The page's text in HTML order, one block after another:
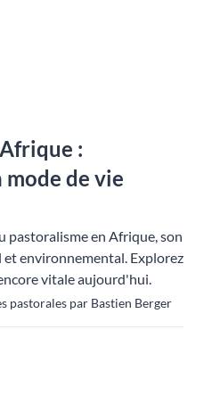
:
de vie
pastoralisme en Afrique, son
et environnemental. Explorez
vitale aujourd'hui.
pastorales par Bastien Berger